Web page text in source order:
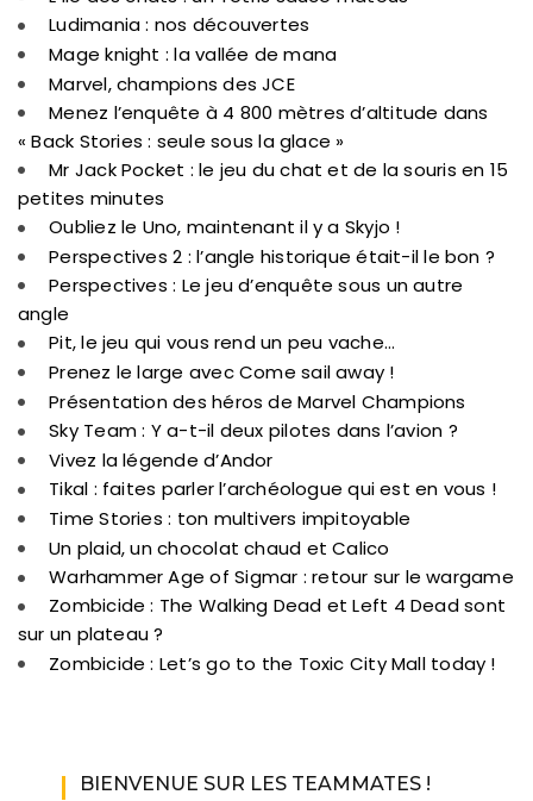
Ludimania : nos découvertes
Mage knight : la vallée de mana
Marvel, champions des JCE
Menez l’enquête à 4 800 mètres d’altitude dans
« Back Stories : seule sous la glace »
Mr Jack Pocket : le jeu du chat et de la souris en 15
petites minutes
Oubliez le Uno, maintenant il y a Skyjo !
Perspectives 2 : l’angle historique était-il le bon ?
Perspectives : Le jeu d’enquête sous un autre
angle
Pit, le jeu qui vous rend un peu vache…
Prenez le large avec Come sail away !
Présentation des héros de Marvel Champions
Sky Team : Y a-t-il deux pilotes dans l’avion ?
Vivez la légende d’Andor
Tikal : faites parler l’archéologue qui est en vous !
Time Stories : ton multivers impitoyable
Un plaid, un chocolat chaud et Calico
Warhammer Age of Sigmar : retour sur le wargame
Zombicide : The Walking Dead et Left 4 Dead sont
sur un plateau ?
Zombicide : Let’s go to the Toxic City Mall today !
BIENVENUE SUR LES TEAMMATES !